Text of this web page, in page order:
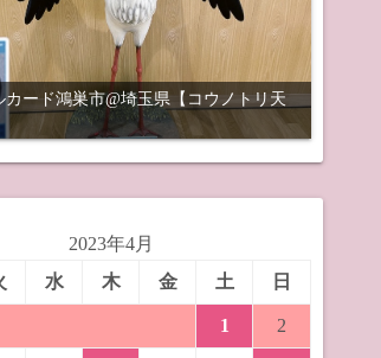
カード鴻巣市@埼玉県【コウノトリ天
2023年4月
水 木 金 土 日
1 2